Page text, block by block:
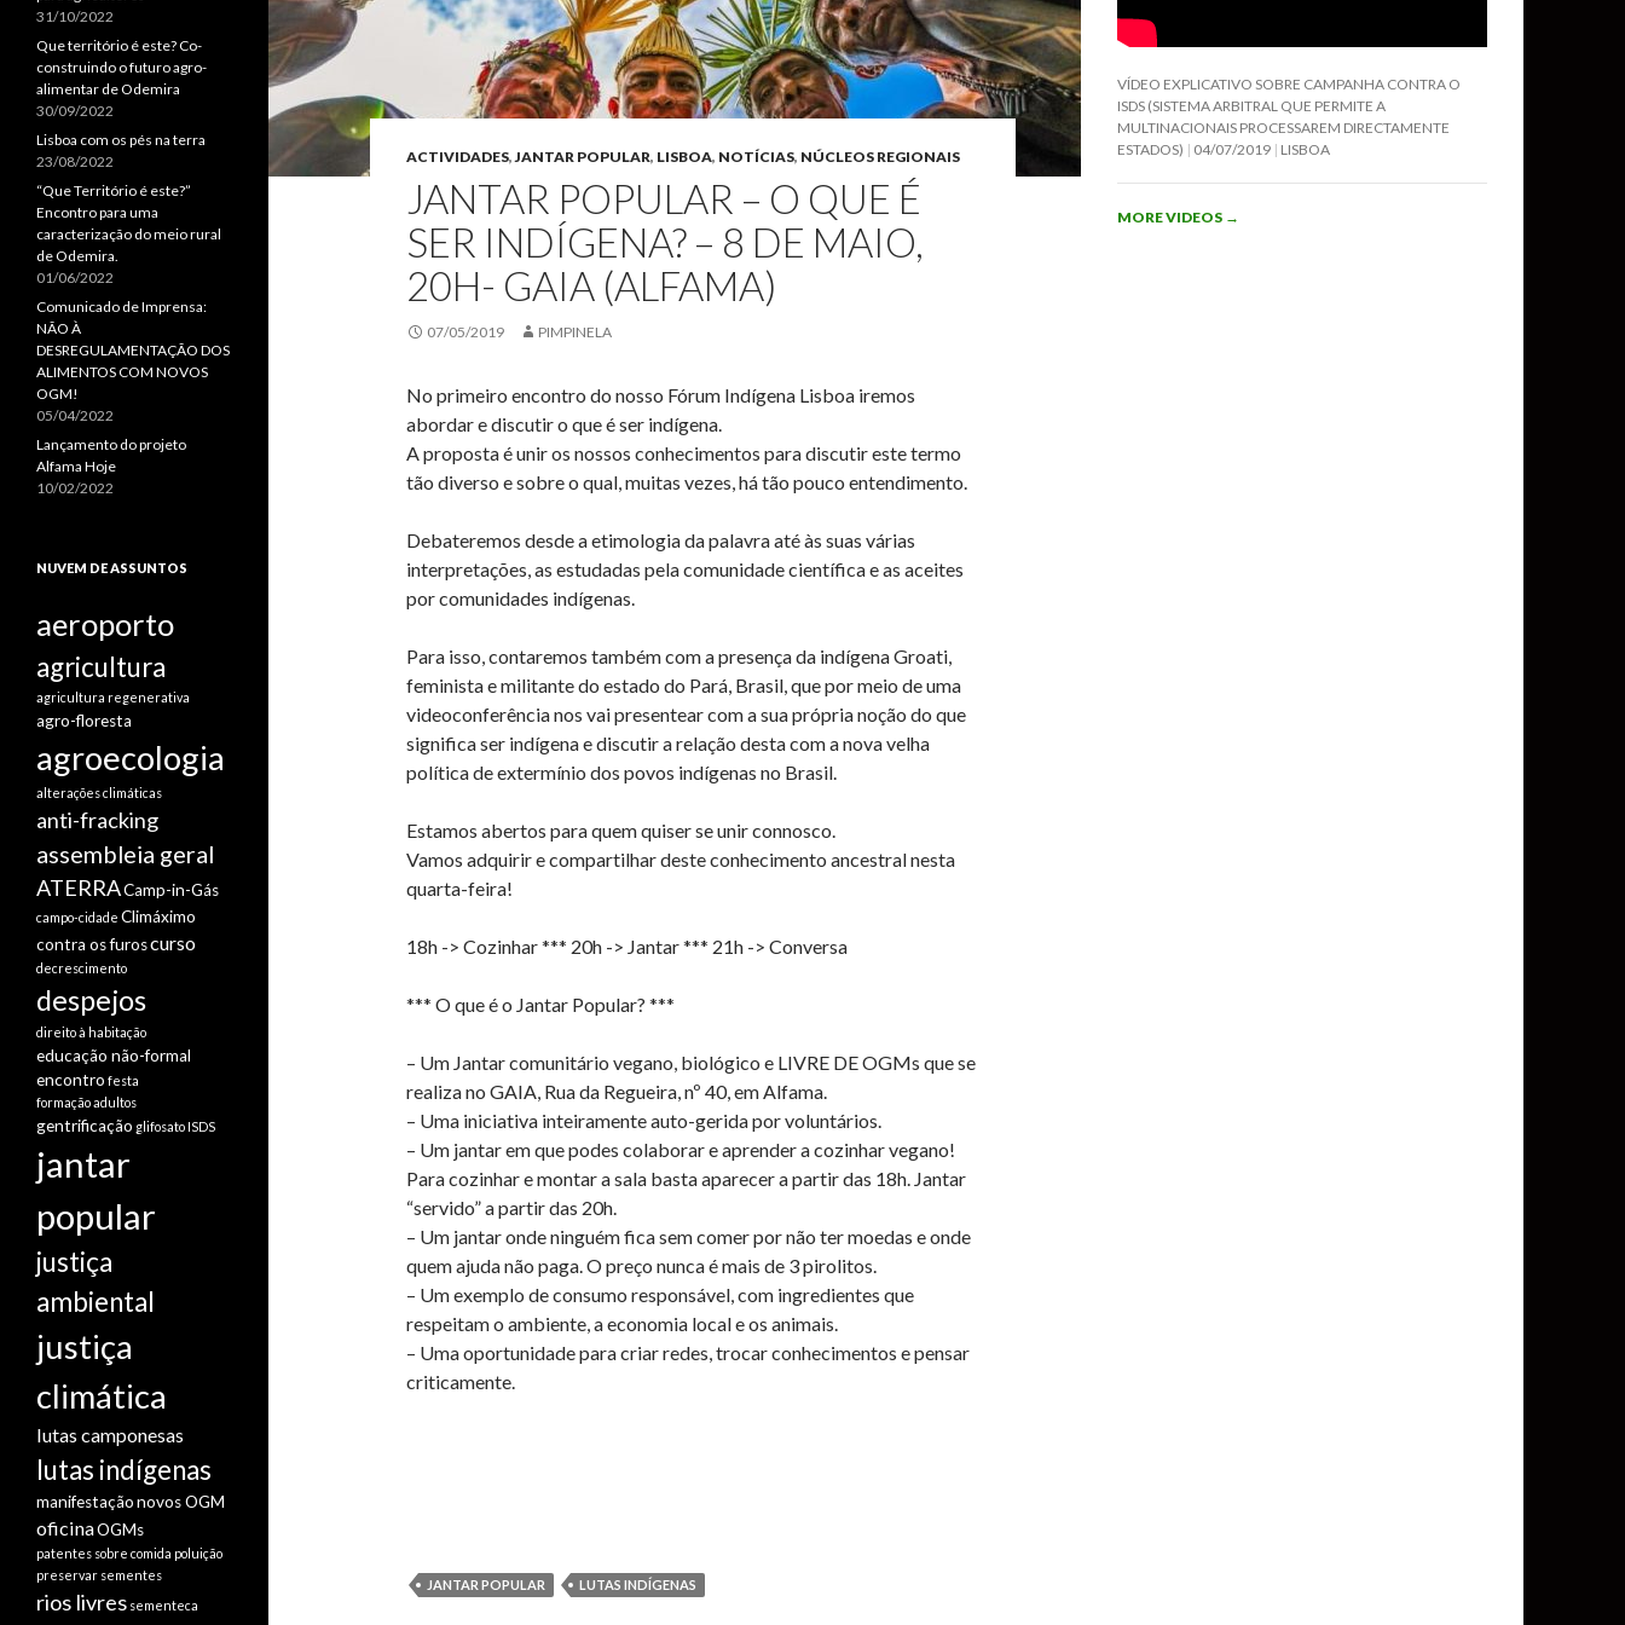
ACTIVIDADES,JANTAR POPULAR, LISBOA, NOTÍCIAS, NÚCLEOS REGIONAIS
JANTAR POPULAR – O QUE É
SER INDÍGENA? – 8 DE MAIO,
20H- GAIA (ALFAMA)
07/05/2019 PIMPINELA
No primeiro encontro do nosso Fórum Indígena Lisboa iremos
abordar e discutir o que é ser indígena.
A proposta é unir os nossos conhecimentos para discutir este termo
tão diverso e sobre o qual, muitas vezes, há tão pouco entendimento.
Debateremos desde a etimologia da palavra até às suas várias
interpretações, as estudadas pela comunidade científica e as aceites
por comunidades indígenas.
Para isso, contaremos também com a presença da indígena Groati,
feminista e militante do estado do Pará, Brasil, que por meio de uma
videoconferência nos vai presentear com a sua própria noção do que
significa ser indígena e discutir a relação desta com a nova velha
política de extermínio dos povos indígenas no Brasil.
Estamos abertos para quem quiser se unir connosco.
Vamos adquirir e compartilhar deste conhecimento ancestral nesta
quarta-feira!
18h -> Cozinhar *** 20h -> Jantar *** 21h -> Conversa
*** O que é o Jantar Popular? ***
– Um Jantar comunitário vegano, biológico e LIVRE DE OGMs que se
realiza no GAIA, Rua da Regueira, nº 40, em Alfama.
– Uma iniciativa inteiramente auto-gerida por voluntários.
– Um jantar em que podes colaborar e aprender a cozinhar vegano!
Para cozinhar e montar a sala basta aparecer a partir das 18h. Jantar
“servido” a partir das 20h.
– Um jantar onde ninguém fica sem comer por não ter moedas e onde
quem ajuda não paga. O preço nunca é mais de 3 pirolitos.
– Um exemplo de consumo responsável, com ingredientes que
respeitam o ambiente, a economia local e os animais.
– Uma oportunidade para criar redes, trocar conhecimentos e pensar
criticamente.
JANTAR POPULAR LUTAS INDÍGENAS
VÍDEO EXPLICATIVO SOBRE CAMPANHA CONTRA O
ISDS (SISTEMA ARBITRAL QUE PERMITE A
MULTINACIONAIS PROCESSAREM DIRECTAMENTE
ESTADOS)
04/07/2019 LISBOA
MORE VIDEOS →
31/10/2022
Que território é este? Co-
construindo o futuro agro-
alimentar de Odemira
30/09/2022
Lisboa com os pés na terra
23/08/2022
“Que Território é este?”
Encontro para uma
caracterização do meio rural
de Odemira.
01/06/2022
Comunicado de Imprensa:
NÃO À
DESREGULAMENTAÇÃO DOS
ALIMENTOS COM NOVOS
OGM!
05/04/2022
Lançamento do projeto
Alfama Hoje
10/02/2022
NUVEM DE ASSUNTOS
aeroporto
agricultura
agricultura regenerativa
agro-floresta
agroecologia
alterações climáticas
anti-fracking
assembleia geral
ATERRACamp-in-Gás
campo-cidade Climáximo
contra os furoscurso
decrescimento
despejos
direito à habitação
educação não-formal
encontro festa
formação adultos
gentrificação glifosato ISDS
jantar
popular
justiça
ambiental
justiça
climática
lutas camponesas
lutas indígenas
manifestaçãonovos OGM
oficinaOGMs
patentes sobre comida poluição
preservar sementes
rios livres sementeca